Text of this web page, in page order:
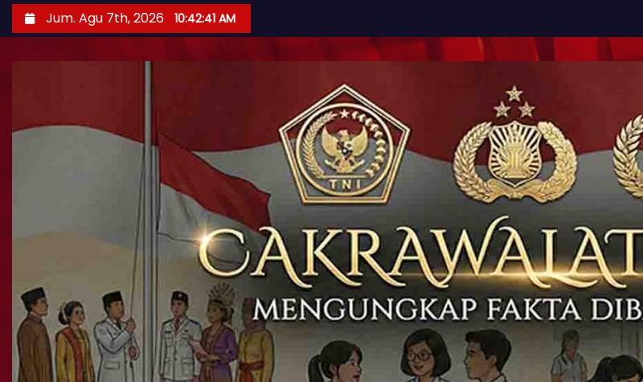
Jum. Agu 7th, 2026 10:42:42 AM